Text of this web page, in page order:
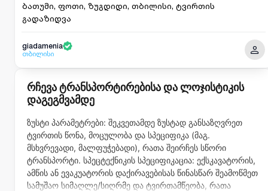
ბათუმი, ფოთი, ზუგდიდი, თბილისი, ტვირთის
გადაზიდვა
giadamenia
თბილისი
რჩევა ტრანსპორტირებისა და ლოჯისტიკის
დაგეგმვამდე
ზუსტი პარამეტრები: შეკვეთამდე ზუსტად განსაზღვრეთ
ტვირთის წონა, მოცულობა და სპეციფიკა (მაგ.
მსხვრევადი, მალფუჭებადი), რათა შეირჩეს სწორი
ტრანსპორტი. სპეცტექნიკის სპეციფიკაცია: ექსკავატორის,
ამწის ან ევაკუატორის დაქირავებისას წინასწარ შეამოწმეთ
სამუშაო სიმაღლე/სიღრმე და ტვირთამწეობა, რათა